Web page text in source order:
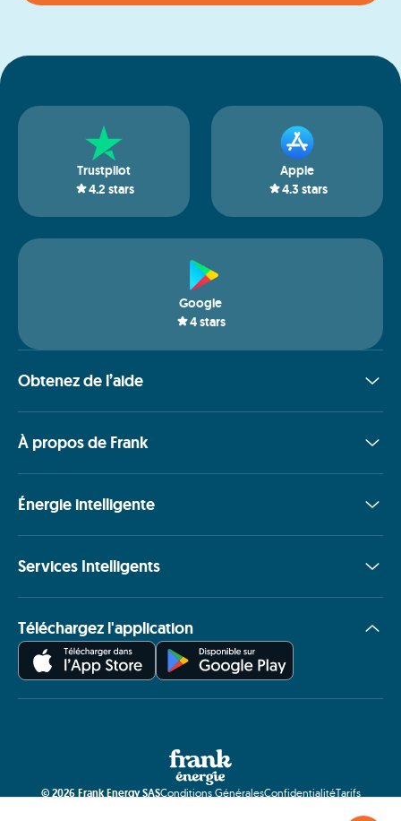
Trustpilot
4.2 stars
Apple
4.3 stars
Google
4stars
Obtenez de l’aide
À propos de Frank
Énergie intelligente
Services Intelligents
Téléchargez l'application
©2026 Frank Energy SASConditions GénéralesConfidentialitéTarifs